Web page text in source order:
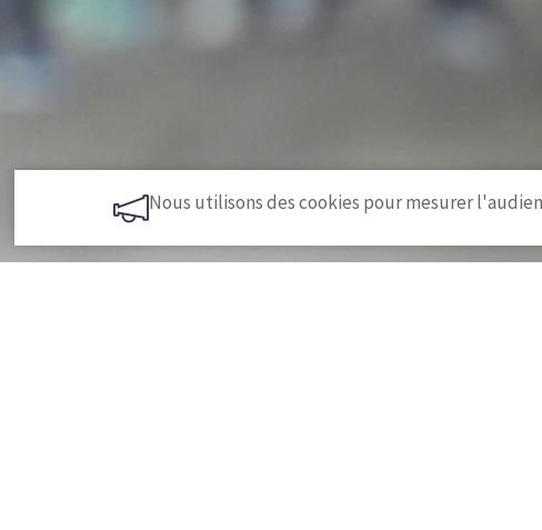
Nous utilisons des cookies pour mesurer